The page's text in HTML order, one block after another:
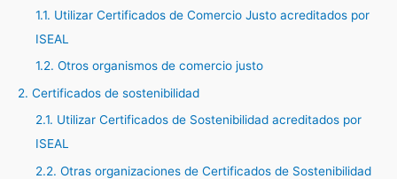
:
1.1. Utilizar Certificados de Comercio Justo acreditados por
ISEAL
1.2. Otros organismos de comercio justo
2. Certificados de sostenibilidad
2.1. Utilizar Certificados de Sostenibilidad acreditados por
ISEAL
2.2. Otras organizaciones de Certificados de Sostenibilidad